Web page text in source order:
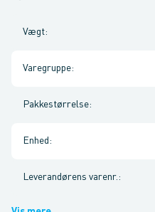
Vægt:
Varegruppe:
Pakkestørrelse:
Enhed :
Leverandørens varenr. :